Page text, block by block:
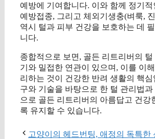
예방에 기여합니다. 이와 함께 정기
예방접종, 그리고 체외기생충(벼룩,
역시 털과 피부 건강을 보호하는 데
니다.
종합적으로 보면, 골든 리트리버의
기와 밀접한 연관이 있으며, 이를 이
리하는 것이 건강한 반려 생활의 핵심
구와 기술을 바탕으로 한 털 관리법과
으로 골든 리트리버의 아름답고 건강
록 유지할 수 있습니다.
고양이의 헤드번팅, 애정의 독특한